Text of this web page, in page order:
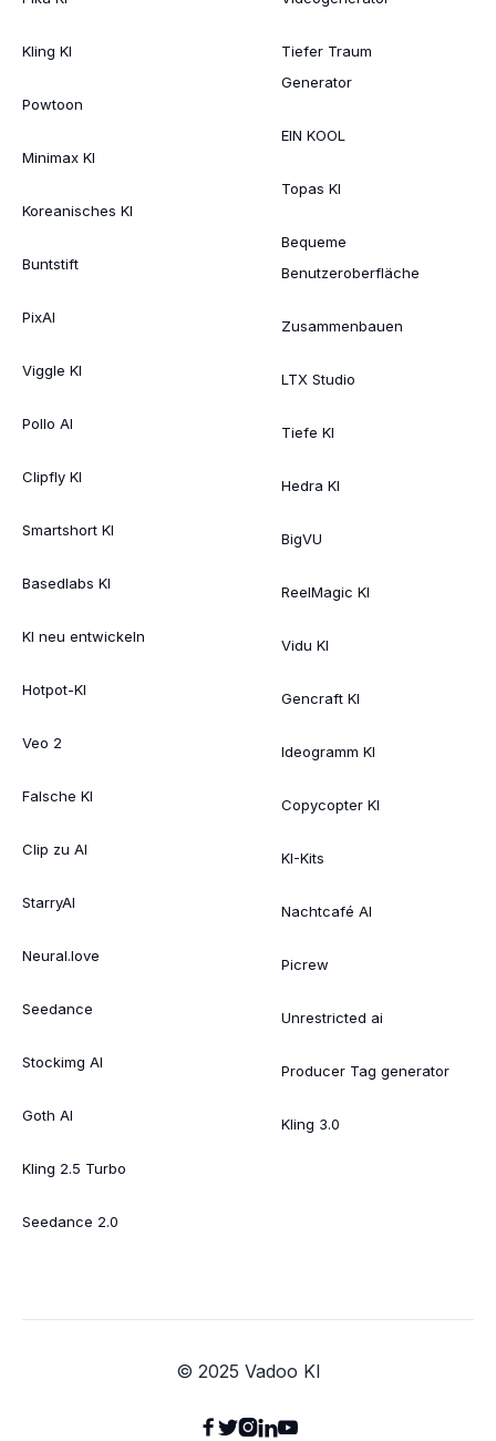
Kling KI
Powtoon
Minimax KI
Koreanisches KI
Buntstift
PixAI
Viggle KI
Pollo AI
Clipfly KI
Smartshort KI
Basedlabs KI
KI neu entwickeln
Hotpot-KI
Veo 2
Falsche KI
Clip zu AI
StarryAI
Neural.love
Seedance
Stockimg AI
Goth AI
Kling 2.5 Turbo
Seedance 2.0
Tiefer Traum
Generator
EIN KOOL
Topas KI
Bequeme
Benutzeroberfläche
Zusammenbauen
LTX Studio
Tiefe KI
Hedra KI
BigVU
ReelMagic KI
Vidu KI
Gencraft KI
Ideogramm KI
Copycopter KI
KI-Kits
Nachtcafé AI
Picrew
Unrestricted ai
Producer Tag generator
Kling 3.0
© 2025 Vadoo KI
 